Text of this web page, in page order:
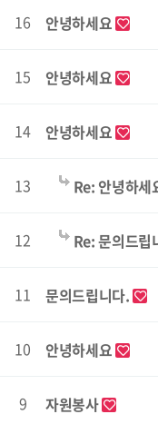
16 안녕하세요
15 안녕하세요
14 안녕하세요
13 Re: 안녕하
12 Re: 문의드립
11 문의드립니다.
10 안녕하세요
9 자원봉사